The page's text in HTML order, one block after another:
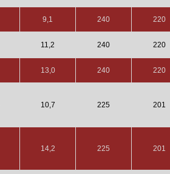
9,1 240 220
11,2 240 220
13,0 240 220
10,7 225 201
14,2 225 201